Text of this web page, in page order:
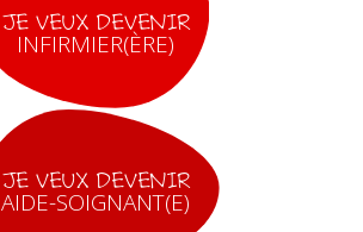
JE VEUX DEVENIR
INFIRMIER(ÈRE)
JE VEUX DEVENIR
AIDE-SOIGNANT(E)